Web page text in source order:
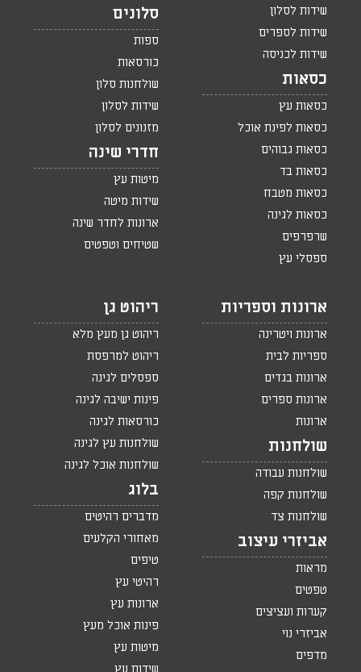
שידות לסלון
שידות לספרים
שידות לכניסה
כסאות
כסאות עץ
כסאות לפינת אוכל
כסאות גבוהים
כסאות בד
כסאות מטבח
כסאות לגינה
שרפרפים
ספסלי עץ
סלונים
ספות
כורסאות
שולחנות סלון
שידות לסלון
מזנונים לסלון
חדרי שינה
מיטות עץ
שידות מיטה
ארונות לחדר שינה
שטיחים וטפטים
ארונות וספריות
ארונות ויטרינה
ספריות לבית
ארונות בגדים
ארונות ספרים
ארונות
שולחנות
שולחנות עבודה
שולחנות קפה
שולחנות צד
אביזרי עיצוב
מראות
טפטים
קערות ועציצים
אביזרי נוי
מדפים
ריהוט גן
ריהוט גן מעץ מלא
ריהוט למרפסת
ספסלים לגינה
פינות ישיבה לגינה
כורסאות לגינה
שולחנות עץ לגינה
שולחנות אוכל לגינה
בלוג
מדברים רהיטים
מאחורי הקלעים
טיפים
רהיטי עץ
ארונות עץ
פינות אוכל מעץ
מיטות עץ